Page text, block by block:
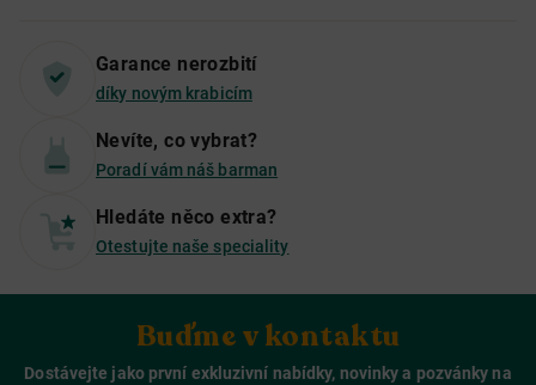
Garance nerozbití
díky novým krabicím
Nevíte, co vybrat?
Poradí vám náš barman
Hledáte něco extra?
Otestujte naše speciality
Buďme v kontaktu
Dostávejte jako první exkluzivní nabídky, novinky a pozvánky na